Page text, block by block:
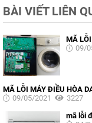
BÀI VIẾT LIÊN
MÃ
09/
MÃ LỖI MÁY ĐIỀU HÒA
09/05/2021
3227
mã lỗi